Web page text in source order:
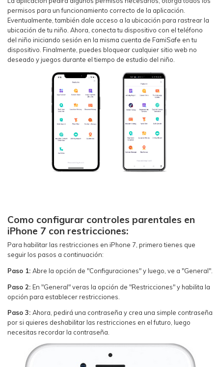
permisos para un funcionamiento correcto de la aplicación.
Eventualmente, también dale acceso a la ubicación para rastrear la
ubicación de tu niño. Ahora, conecta tu dispositivo con el teléfono
del niño iniciando sesión en la misma cuenta de FamiSafe en tu
dispositivo. Finalmente, puedes bloquear cualquier sitio web no
deseado y juegos durante el tiempo de estudio del niño.
Como configurar controles parentales en
iPhone 7 con restricciones:
Para habilitar las restricciones en iPhone 7, primero tienes que
seguir los pasos a continuación:
Paso 1: Abre la opción de "Configuraciones" y luego, ve a "General".
Paso 2: En "General" veras la opción de "Restricciones" y habilita la
opción para establecer restricciones.
Paso 3: Ahora, pedirá una contraseña y crea una simple contraseña
por si quieres deshabilitar las restricciones en el futuro, luego
necesitas recordar la contraseña.